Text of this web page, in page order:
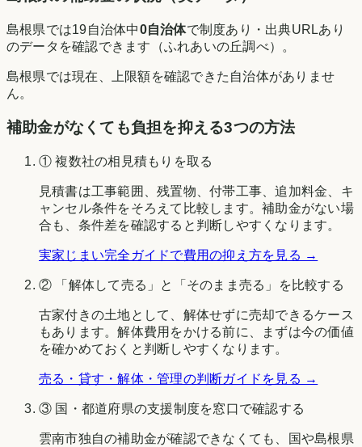
島根県では19自治体中0自治体で制度あり・出典URLあり
のデータを確認できます（ふれあいの丘調べ）。
島根県では現在、上限額を確認できた自治体がありませ
ん。
補助金がなくても負担を抑える3つの方法
① 複数社の相見積もりを取る
見積書は工事範囲、残置物、付帯工事、追加料金、キ
ャンセル条件をそろえて比較します。補助金がない場
合も、条件差を確認すると判断しやすくなります。
実家じまい完全ガイドで費用の抑え方を見る →
② 「解体して売る」と「そのまま売る」を比較する
古家付きの土地として、解体せずに売却できるケース
もあります。解体費用をかける前に、まずは今の価値
を確かめておくと判断しやすくなります。
売る・貸す・解体・管理の判断ガイドを見る →
③ 国・都道府県の支援制度を窓口で確認する
雲南市独自の補助金が確認できなくても、国や島根県